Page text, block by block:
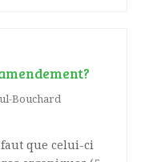
Bouchard
que celui-ci